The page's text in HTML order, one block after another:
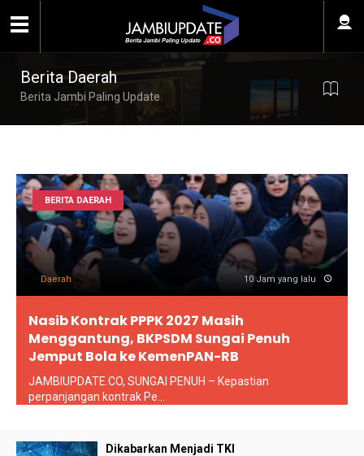
Berita Daerah
Berita Jambi Paling Update
BERITA DAERAH
Daerah 10 Jam yang lalu
Nasib Kontrak PPPK 2027 Masih
Menggantung, BKPSDM Sungai Penuh
Jemput Bola ke KemenPAN-RB
JAMBIUPDATE.CO, SUNGAI PENUH – Kepastian
perpanjangan kontrak Pe...
Dikabarkan Menjadi TKI